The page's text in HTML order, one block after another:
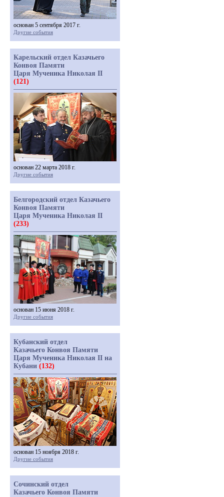
основан 5 сентября 2017 г.
Другие события
Карельский отдел Казачьего
Конвоя Памяти
Царя Мученика Николая II
(121)
основан 22 марта 2018 г.
Другие события
Белгородский отдел Казачьего
Конвоя Памяти
Царя Мученика Николая II
(233)
основан 15 июня 2018 г.
Другие события
Кубанский отдел
Казачьего Конвоя Памяти
Царя Мученика Николая II на
Кубани (132)
основан 15 ноября 2018 г.
Другие события
Сочинский отдел
Казачьего Конвоя Памяти